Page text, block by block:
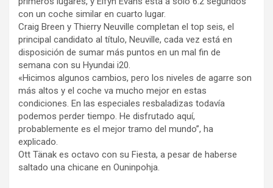
con un coche similar en cuarto lugar.
Craig Breen y Thierry Neuville completan el top seis, el
principal candidato al título, Neuville, cada vez está en
disposición de sumar más puntos en un mal fin de
semana con su Hyundai i20.
«Hicimos algunos cambios, pero los niveles de agarre son
más altos y el coche va mucho mejor en estas
condiciones. En las especiales resbaladizas todavía
podemos perder tiempo. He disfrutado aquí,
probablemente es el mejor tramo del mundo”, ha
explicado.
Ott Tänak es octavo con su Fiesta, a pesar de haberse
saltado una chicane en Ouninpohja.